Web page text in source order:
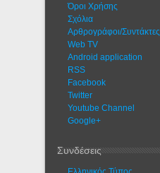
Όροι Χρήσης
Σχόλια
Αρθρογράφοι/Συντάκτες
Web TV
Android application
RSS
Facebook
Twitter
Youtube Channel
Google+
Συνδέσεις